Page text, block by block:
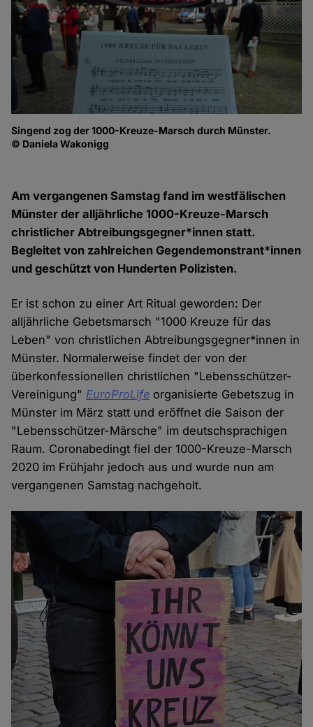
Singend zog der 1000-Kreuze-Marsch durch Münster.
© Daniela Wakonigg
Am vergangenen Samstag fand im westfälischen
Münster der alljährliche 1000-Kreuze-Marsch
christlicher Abtreibungsgegner*innen statt.
Begleitet von zahlreichen Gegendemonstrant*innen
und geschützt von Hunderten Polizisten.
Er ist schon zu einer Art Ritual geworden: Der
alljährliche Gebetsmarsch "1000 Kreuze für das
Leben" von christlichen Abtreibungsgegner*innen in
Münster. Normalerweise findet der von der
überkonfessionellen christlichen "Lebensschützer-
Vereinigung" EuroProLife organisierte Gebetszug in
Münster im März statt und eröffnet die Saison der
"Lebensschützer-Märsche" im deutschsprachigen
Raum. Coronabedingt fiel der 1000-Kreuze-Marsch
2020 im Frühjahr jedoch aus und wurde nun am
vergangenen Samstag nachgeholt.